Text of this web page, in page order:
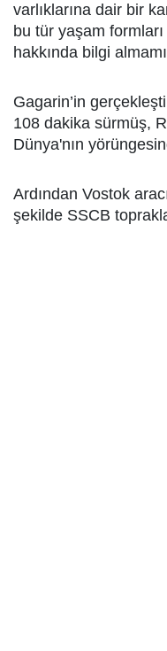
varlıklarına dair bir
bu tür yaşam
hakkında bilgi
Gagarin’in
108 dakika sürmüş,
Dünya'nın
Ardından Vostok
şekilde SSCB